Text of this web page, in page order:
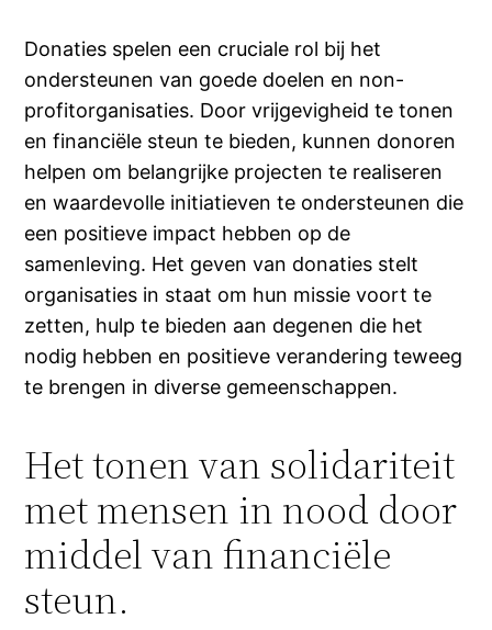
Donaties spelen een cruciale rol bij het
ondersteunen van goede doelen en non-
profitorganisaties. Door vrijgevigheid te tonen
en financiële steun te bieden, kunnen donoren
helpen om belangrijke projecten te realiseren
en waardevolle initiatieven te ondersteunen die
een positieve impact hebben op de
samenleving. Het geven van donaties stelt
organisaties in staat om hun missie voort te
zetten, hulp te bieden aan degenen die het
nodig hebben en positieve verandering teweeg
te brengen in diverse gemeenschappen.
Het tonen van solidariteit
met mensen in nood door
middel van financiële
steun.